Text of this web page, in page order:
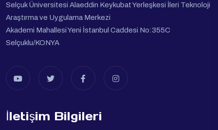
Selçuk Üniversitesi Alaeddin Keykubat Yerleşkesi İleri Teknoloji
Araştırma ve Uygulama Merkezi
Akademi Mahallesi Yeni İstanbul Caddesi No:355C
Selçuklu/KONYA
İletişim Bilgileri